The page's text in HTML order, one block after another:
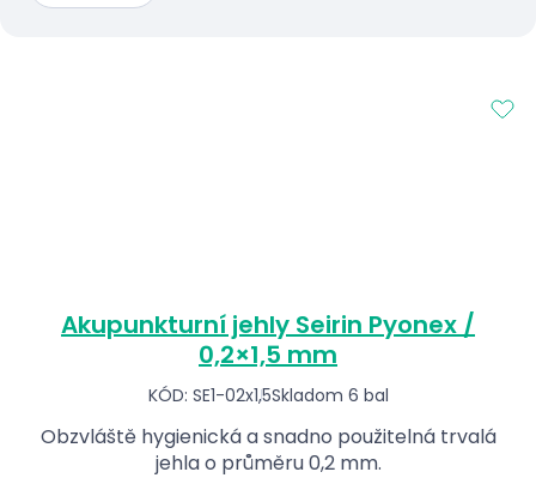
Akupunkturní jehly Seirin Pyonex /
0,2×1,5 mm
KÓD: SE1-02x1,5Skladom 6 bal
Obzvláště hygienická a snadno použitelná trvalá
jehla o průměru 0,2 mm.